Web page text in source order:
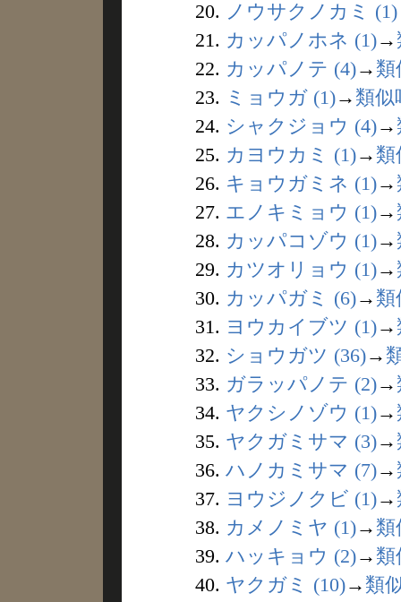
20. ノウサクノカミ (1)
21. カッパノホネ (1)→
22. カッパノテ (4)→ 類
23. ミョウガ (1)→ 類似
24. シャクジョウ (4)→
25. カヨウカミ (1)→ 類
26. キョウガミネ (1)→
27. エノキミョウ (1)→
28. カッパコゾウ (1)→
29. カツオリョウ (1)→
30. カッパガミ (6)→ 類
31. ヨウカイブツ (1)→
32. ショウガツ (36)→
33. ガラッパノテ (2)→
34. ヤクシノゾウ (1)→
35. ヤクガミサマ (3)→
36. ハノカミサマ (7)→
37. ヨウジノクビ (1)→
38. カメノミヤ (1)→ 類
39. ハッキョウ (2)→ 類
40. ヤクガミ (10)→ 類